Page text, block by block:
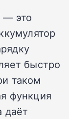
— это
быстро
таком
функция
даёт